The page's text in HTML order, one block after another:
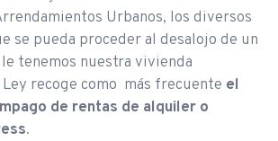
Urbanos, los diversos
se pueda proceder al desalojo de un
tenemos nuestra vivienda
recoge como más frecuente el
de rentas de alquiler o
.